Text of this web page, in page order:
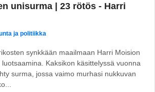
unisurma | 23 rötös - Harri
ja politiikka
synkkään maailmaan Harri Moision
Kaksikon käsittelyssä vuonna
surma, jossa vaimo murhasi nukkuvan